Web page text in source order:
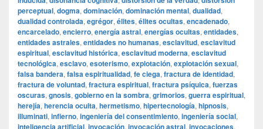
perceptual, dogma, dominación, dominación mental, dualidad,
dualidad controlada, egrégor, élites, élites ocultas, encadenado,
encarcelado, encierro, energía astral, energías ocultas, entidades,
entidades astrales, entidades no humanas, esclavitud, esclavitud
espiritual, esclavitud histórica, esclavitud moderna, esclavitud
tecnológica, esclavo, esoterismo, explotación, explotación sexual,
falsa bandera, falsa espiritualidad, fe ciega, fractura de identidad,
fractura de voluntad, fractura espiritual, fractura psíquica, fuerzas
oscuras, gnosis, gobierno en la sombra, grimorios, guerra espiritual,
herejía, herencia oculta, hermetismo, hipertecnología, hipnosis,
illuminati, infierno, ingeniería del consentimiento, ingeniería social,
inteligencia artificial, invocación, invocación astral, invocaciones,